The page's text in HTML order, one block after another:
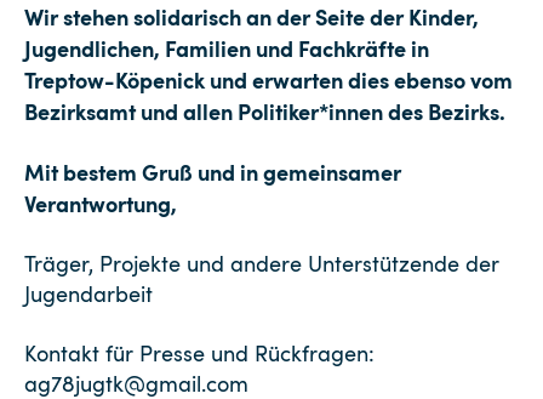
Wir stehen solidarisch an der Seite der Kinder,
Jugendlichen, Familien und Fachkräfte in
Treptow-Köpenick und erwarten dies ebenso vom
Bezirksamt und allen Politiker*innen des Bezirks.
Mit bestem Gruß und in gemeinsamer
Verantwortung,
Träger, Projekte und andere Unterstützende der
Jugendarbeit
Kontakt für Presse und Rückfragen:
ag78jugtk@gmail.com